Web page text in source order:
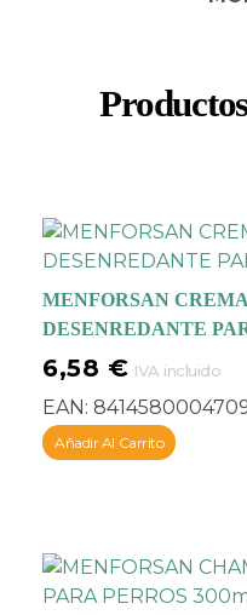
MENFORSAN
DESENREDANTE
6,58 € IVA incluido
EAN:
Añadir Al Carrito